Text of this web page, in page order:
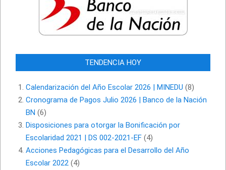
TENDENCIA HOY
Calendarización del Año Escolar 2026 | MINEDU (8)
Cronograma de Pagos Julio 2026 | Banco de la Nación
BN (6)
Disposiciones para otorgar la Bonificación por
Escolaridad 2021 | DS 002-2021-EF (4)
Acciones Pedagógicas para el Desarrollo del Año
Escolar 2022 (4)